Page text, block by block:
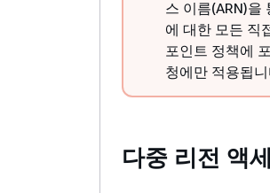
스 이름(ARN)을
에 대한 모든 직
포인트 정책에
청에만 적용됩
다중 리전 액